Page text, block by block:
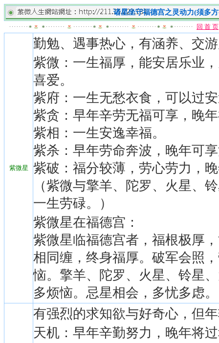
诸星坐守福德宫之灵动力(须多
回 首 页
紫微星
勤勉、遇事热心，有涵养、交
紫微：一生福厚，能安居乐业
喜爱。
紫府：一生无愁衣食，可以过
紫贪：早年辛劳无福可享，晚
紫相：一生安逸幸福。
紫杀：早年劳命奔波，晚年可
紫破：福分较薄，劳心劳力，
（紫微与擎羊、陀罗、火星、
一生劳碌。）
紫微星在福德宫：
紫微星临福德宫者，福根极厚
相同缠，终身福厚。破军会照
恼。擎羊、陀罗、火星、铃星
多烦恼。忌星相会，多忧多虑。
有强烈的求知欲与好奇心，但
天机：早年辛勤努力，晚年将